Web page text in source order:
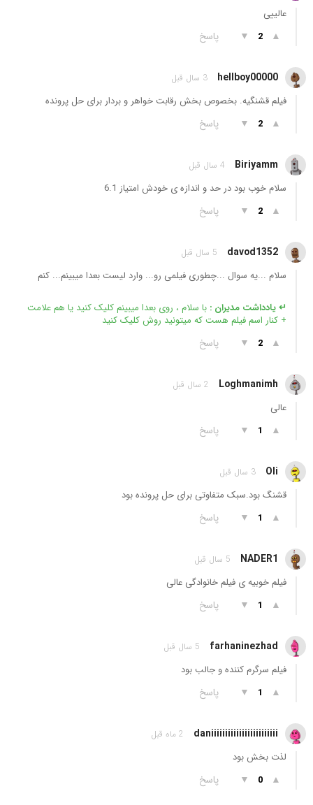
عالییی
▲
2
▼ پاسخ
hellboy00000 3 سال قبل
فیلم قشنگیه. بخصوص بخش رقابت خواهر و بردار برای حل پرونده
▲
2
▼ پاسخ
Biriyamm 4 سال قبل
سلام خوب بود در حد و اندازه ی خودش امتیاز 6.1
▲
2
▼ پاسخ
davod1352 5 سال قبل
سلام ...یه سوال ...چطوری فیلمی رو... وارد لیست بعدا میبینم... کنم
↵ یادداشت مدیران : با سلام ، روی بعدا میبینم کلیک کنید یا هم علامت
+ کنار اسم فیلم هست که میتونید روش کلیک کنید
▲
2
▼ پاسخ
Loghmanimh 2 سال قبل
عالی
▲
1
▼ پاسخ
Oli 3 سال قبل
قشنگ بود.سبک متفاوتی برای حل پرونده بود
▲
1
▼ پاسخ
NADER1 5 سال قبل
فیلم خوبیه ی فیلم خانوادگی عالی
▲
1
▼ پاسخ
farhaninezhad 5 سال قبل
فیلم سرگرم کننده و جالب بود
▲
1
▼ پاسخ
daniiiiiiiiiiiiiiiiiiiiiiii 2 ماه قبل
لذت بخش بود
▲
0
▼ پاسخ